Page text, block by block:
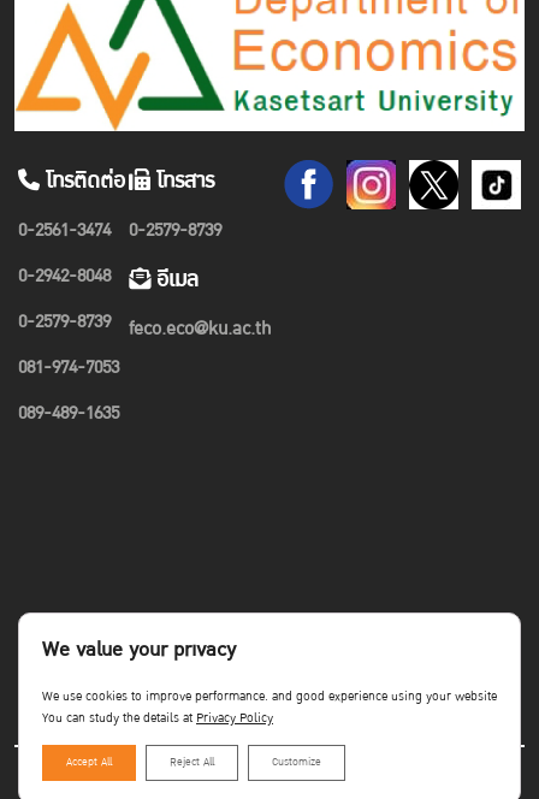
โทรติดต่อ
0-2561-3474
0-2942-8048
0-2579-8739
081-974-7053
089-489-1635
โทรสาร
0-2579-8739
อีเมล
feco.eco@ku.ac.th
Copyright©Faculty of Economics KU
We value your privacy
We use cookies to improve performance. and good experience using your website
You can study the details atPrivacy Policy
Accept All Reject All Customize